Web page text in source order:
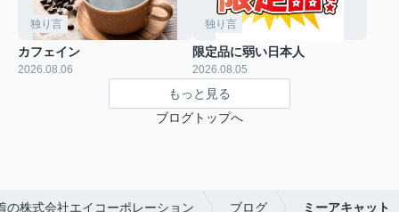
独り言
カフェイン
2026.08.06
独り言
限定品に弱い日本人
2026.08.05
もっと見る
ブログトップへ
の株式会社エイコーポレーション ブログ ミーアキャット